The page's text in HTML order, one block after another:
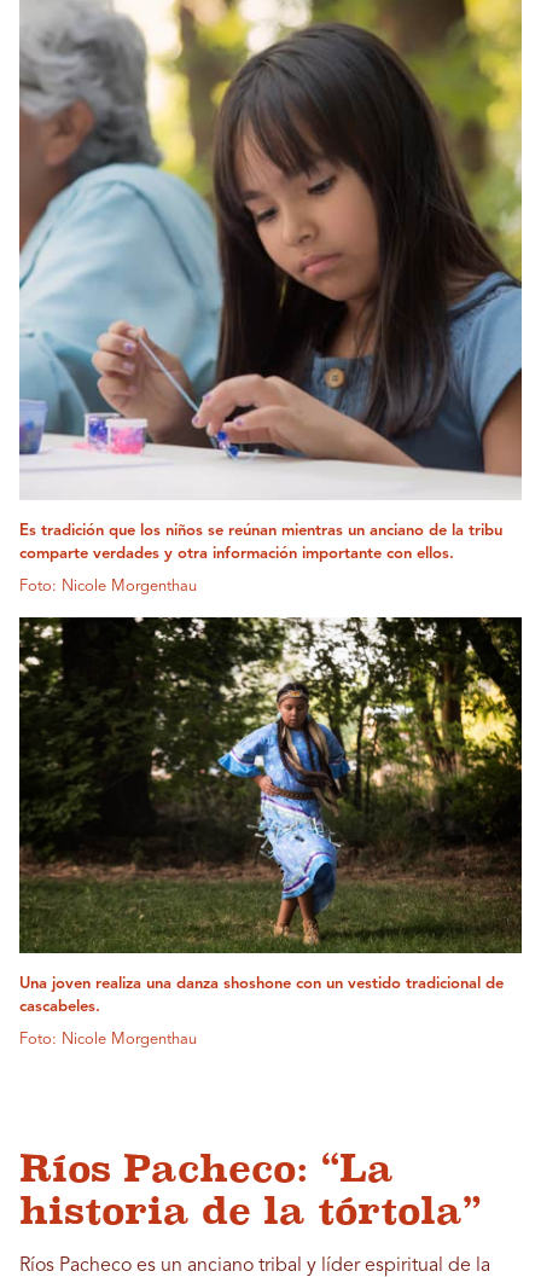
Es tradición que los niños se reúnan mientras un anciano de la tribu
comparte verdades y otra información importante con ellos.
Foto: Nicole Morgenthau
Una joven realiza una danza shoshone con un vestido tradicional de
cascabeles.
Foto: Nicole Morgenthau
Ríos Pacheco: “La
historia de la tórtola”
Ríos Pacheco es un anciano tribal y líder espiritual de la